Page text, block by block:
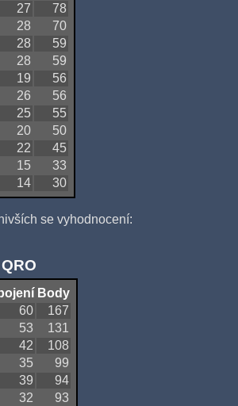
27
78
28
70
28
59
28
59
19
56
26
56
25
55
20
50
22
45
15
33
14 30
se vyhodnocení:
Body
60
167
53
131
42
108
35
99
39
94
32
93